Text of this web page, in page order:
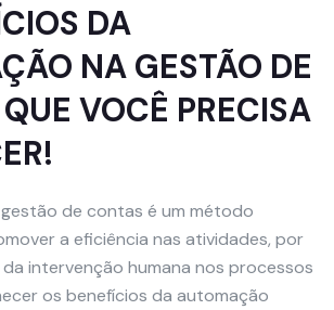
DA
NA GESTÃO DE
VOCÊ PRECISA
de contas é um método
a eficiência nas atividades, por
intervenção humana nos processos
os benefícios da automação